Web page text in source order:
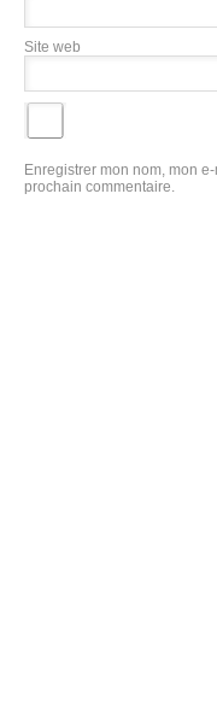
Site web
Enregistrer mon nom, mon
prochain commentaire.